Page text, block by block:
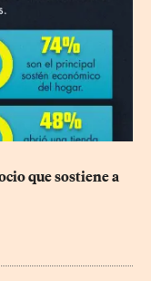
que sostiene a